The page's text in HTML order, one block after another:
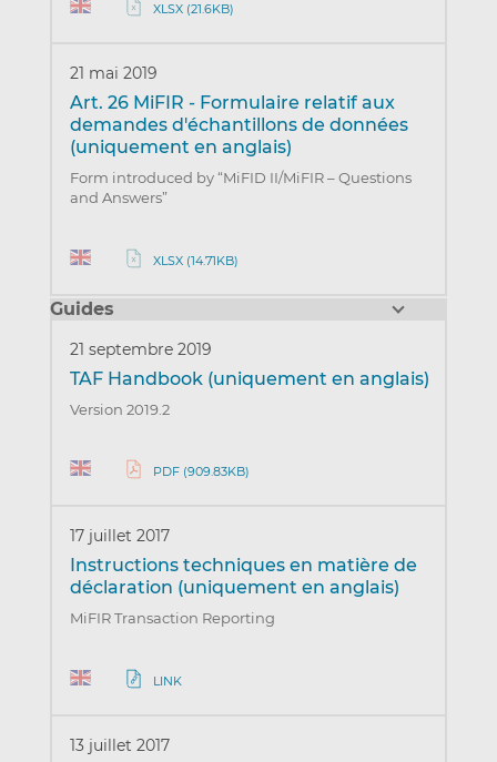
XLSX (21.6KB)
21 mai 2019
Art. 26 MiFIR - Formulaire relatif aux
demandes d'échantillons de données
(uniquement en anglais)
Form introduced by “MiFID II/MiFIR – Questions
and Answers”
XLSX (14.71KB)
Guides
21 septembre 2019
TAF Handbook (uniquement en anglais)
Version 2019.2
PDF (909.83KB)
17 juillet 2017
Instructions techniques en matière de
déclaration (uniquement en anglais)
MiFIR Transaction Reporting
LINK
13 juillet 2017